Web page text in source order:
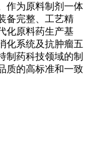
作为原料制剂一体
备完整、工艺精
化原料药生产基
化系统及抗肿瘤五
制药科技领域的制
质的高标准和一致